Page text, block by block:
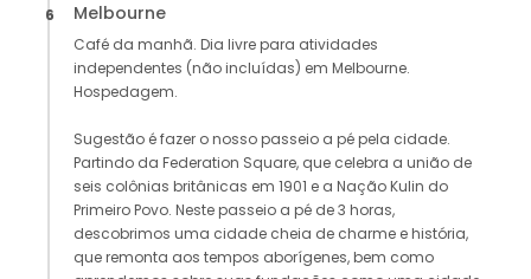
6 Melbourne
Café da manhã. Dia livre para atividades
independentes (não incluídas) em Melbourne.
Hospedagem.
Sugestão é fazer o nosso passeio a pé pela cidade.
Partindo da Federation Square, que celebra a união de
seis colônias britânicas em 1901 e a Nação Kulin do
Primeiro Povo. Neste passeio a pé de 3 horas,
descobrimos uma cidade cheia de charme e história,
que remonta aos tempos aborígenes, bem como